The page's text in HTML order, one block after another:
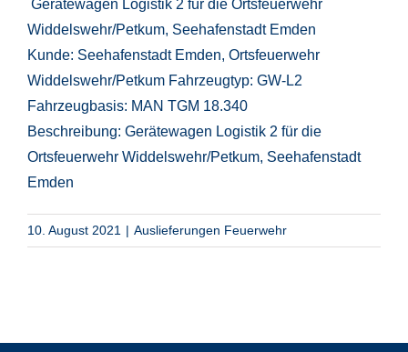
Gerätewagen Logistik 2 für die Ortsfeuerwehr
Widdelswehr/Petkum, Seehafenstadt Emden
Kunde: Seehafenstadt Emden, Ortsfeuerwehr
Widdelswehr/Petkum Fahrzeugtyp: GW-L2
Fahrzeugbasis: MAN TGM 18.340
Beschreibung: Gerätewagen Logistik 2 für die
Ortsfeuerwehr Widdelswehr/Petkum, Seehafenstadt
Emden
10. August 2021 | Auslieferungen Feuerwehr